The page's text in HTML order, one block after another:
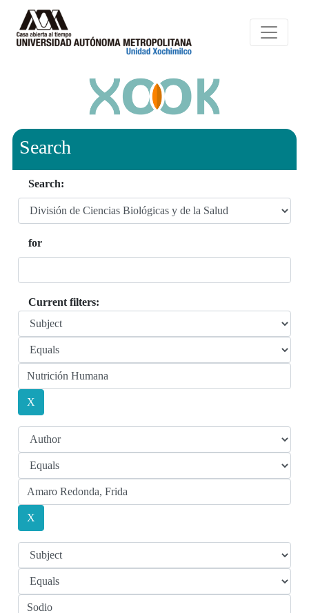
Search
Search:
for
Current filters: